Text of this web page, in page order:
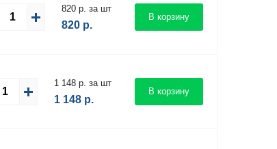
820 р. за шт
820 р.
В корзину
1 148 р. за шт
1 148 р.
В корзину